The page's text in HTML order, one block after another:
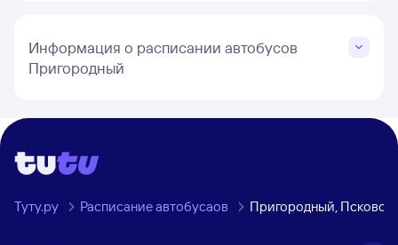
Информация о расписании автобусов
Пригородный
Туту.ру Расписание автобусаов Пригородный,